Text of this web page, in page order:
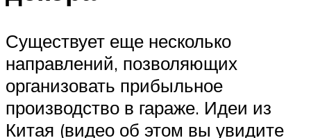
Существует еще несколько
направлений, позволяющих
организовать прибыльное
производство в гараже. Идеи из
Китая (видео об этом вы увидите